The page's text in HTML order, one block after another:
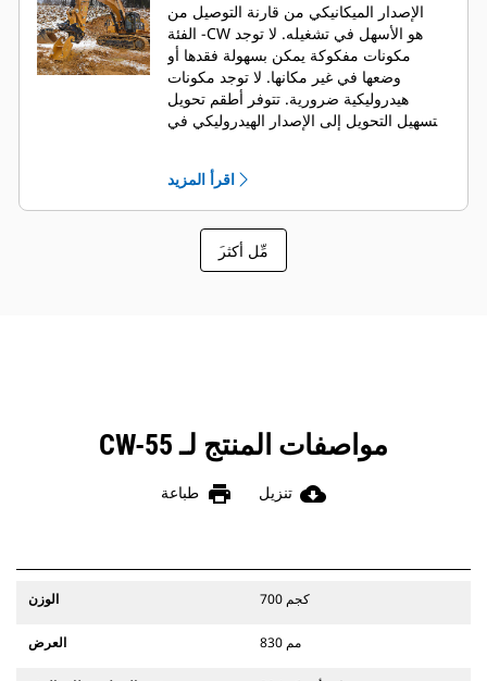
الإصدار الميكانيكي من قارنة التوصيل من
الفئة -CW هو الأسهل في تشغيله. لا توجد
مكونات مفكوكة يمكن بسهولة فقدها أو
وضعها في غير مكانها. لا توجد مكونات
هيدروليكية ضرورية. تتوفر أطقم تحويل
لتسهيل التحويل إلى الإصدار الهيدروليكي في
اقرأ المزيد
َمِّل أكثر
مواصفات المنتج لـ CW-55
cloud_download تنزيل print طباعة
الوزن 700 كجم
العرض 830 مم